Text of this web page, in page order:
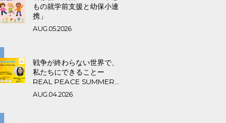
もの就学前支援と幼保小連
携」
AUG.05.2026
戦争が終わらない世界で、
私たちにできることー
REAL PEACE SUMMER
2026
AUG.04.2026